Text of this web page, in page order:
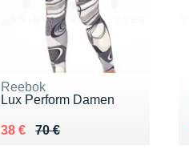
Reebok
Lux Perform Damen
70 €
Au lieu de 70 €
38 €
Vendu 38 €